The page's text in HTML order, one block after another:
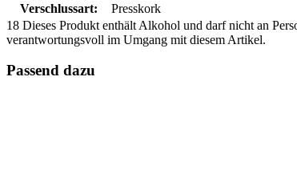
Verschlussart:
Presskork
18 Dieses Produkt enthält Alkohol und darf nicht an
verantwortungsvoll im Umgang mit diesem Artikel.
Passend dazu